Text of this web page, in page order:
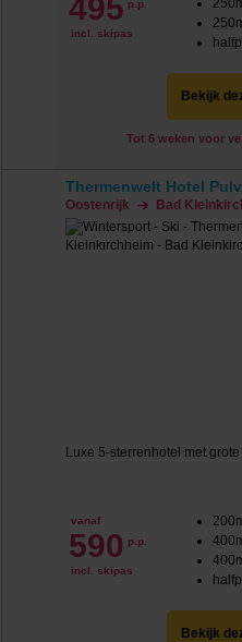
495 p.p.
incl. skipas
Bekijk
Tot 6 weken voor
Thermenwelt Hotel
Oostenrijk Bad
Luxe 5-sterrenhotel met
vanaf
590 p.p.
incl. skipas
Bekijk